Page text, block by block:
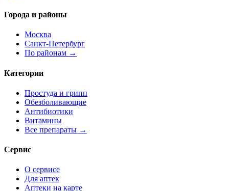
Города и районы
Москва
Санкт-Петербург
По районам →
Категории
Простуда и грипп
Обезболивающие
Антибиотики
Витамины
Все препараты →
Сервис
О сервисе
Для аптек
Аптеки на карте